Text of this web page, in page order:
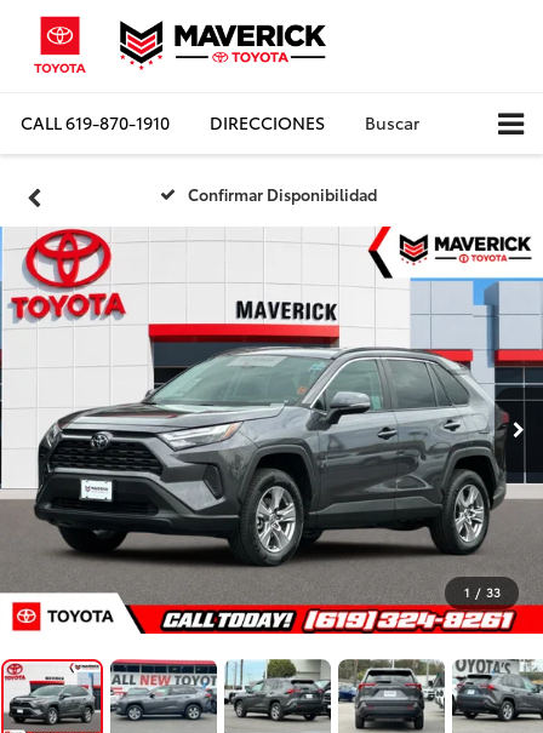
CALL619-870-1910 DIRECCIONES Buscar
Confirmar Disponibilidad
1 / 33